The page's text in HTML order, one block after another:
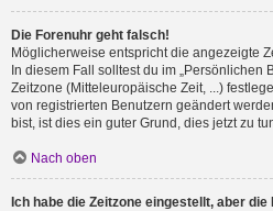
Die Forenuhr geht falsch!
Möglicherweise entspricht die angezeigte
In diesem Fall solltest du im „Persönlichen
Zeitzone (Mitteleuropäische Zeit, ...)
von registrierten Benutzern geändert
bist, ist dies ein guter Grund, dies jetzt zu
Nach oben
Ich habe die Zeitzone eingestellt, aber